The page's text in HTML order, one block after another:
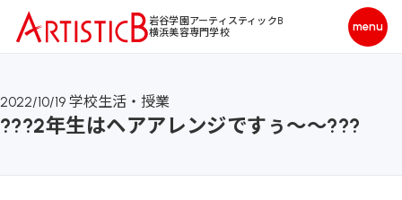
岩谷学園アーティスティックB
横浜美容専門学校
2022/10/19 学校生活・授業
???2年生はヘアアレンジですぅ～～???